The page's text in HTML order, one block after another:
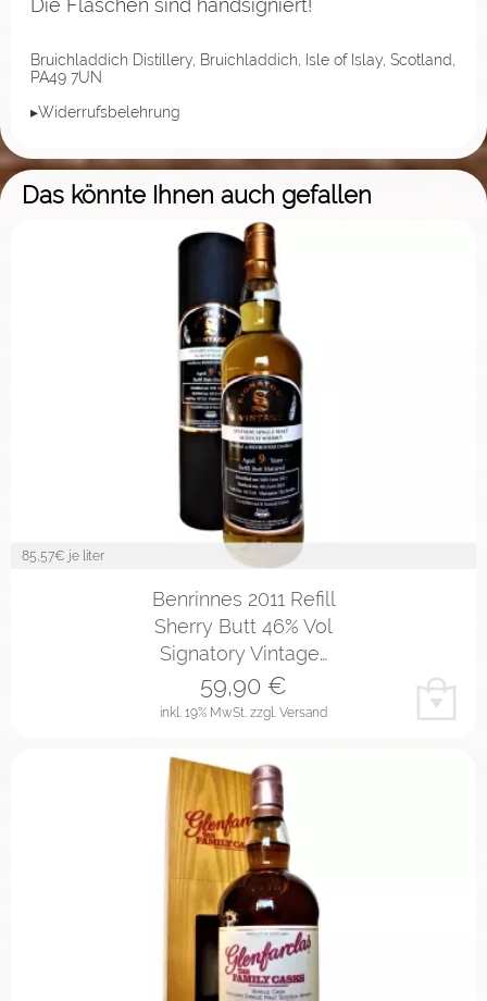
Bruichladdich Distillery, Bruichladdich, Isle of Islay, Scotland,
PA49 7UN
▸Widerrufsbelehrung
Das könnte Ihnen auch gefallen
85,57€ je liter
Benrinnes 2011 Refill
Sherry Butt 46% Vol
Signatory Vintage…
inkl. 19% MwSt. zzgl. Versand
59,90 €